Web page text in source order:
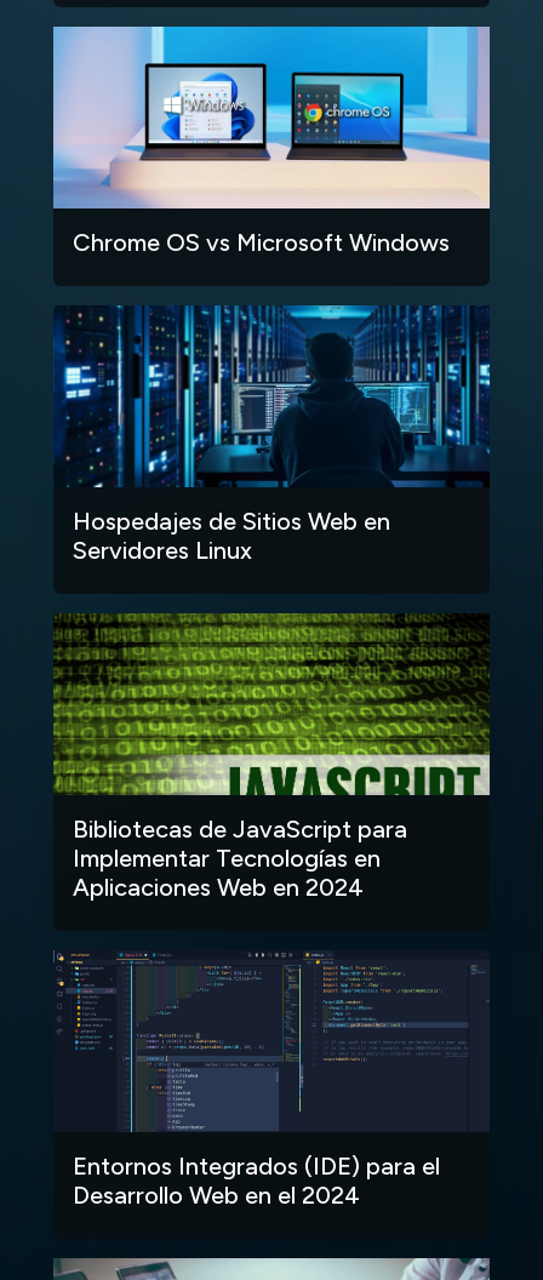
Chrome OS vs Microsoft Windows
Hospedajes de Sitios Web en
Servidores Linux
Bibliotecas de JavaScript para
Implementar Tecnologías en
Aplicaciones Web en 2024
Entornos Integrados (IDE) para el
Desarrollo Web en el 2024